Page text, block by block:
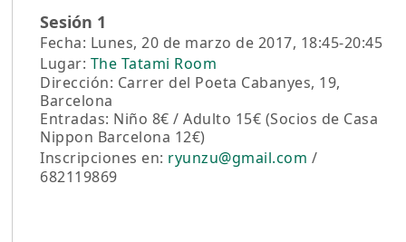
Sesión 1
Fecha: Lunes, 20 de marzo de 2017, 18:45-20:45
Lugar: The Tatami Room
Dirección: Carrer del Poeta Cabanyes, 19,
Barcelona
Entradas: Niño 8€ / Adulto 15€ (Socios de Casa
Nippon Barcelona 12€)
Inscripciones en: ryunzu@gmail.com /
682119869